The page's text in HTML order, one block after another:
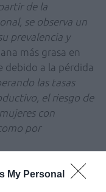
My Personal
de la
se observa un
prevalencia y
más grasa en
debido a la pérdida
las tasas
el riesgo de
con
por
psicológico es más
y es